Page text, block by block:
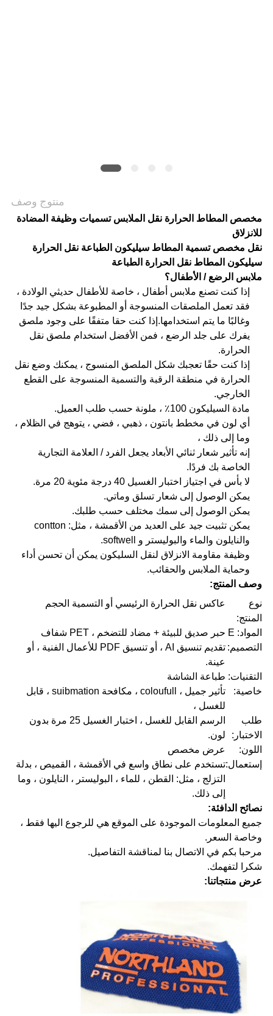
منتوج وصف
مخصص المطاط الحرارة نقل الملابس تسميات وظيفة المضادة
للانزلاق
نقل مخصص تسمية المطاط سيليكون الطباعة نقل الحرارة
سيليكون المطاط نقل الحرارة الطباعة
ملابس الرضع / الأطفال؟
إذا كنت تصنع ملابس أطفال ، خاصة للأطفال حديثي الولادة ،
فقد تعمل الملصقات المنسوجة أو المطبوعة بشكل جيد جدًا
وغالبًا ما يتم استخدامها.إذا كنت حقا متفقًا على وجود ملصق
يفرك على جلد الرضع ، فمن الأفضل استخدام ملصق نقل
الحرارة.
إذا كنت حقًا تعجبك شكل الملصق المنسوج ، يمكنك وضع نقل
الحرارة في منطقة الرقبة والتسمية المنسوجة على القطع
الخارجي.
مادة السيليكون 100٪ ، ملونة حسب طلب العميل.
أي لون في مخطط بانتون ، ذهبي ، فضي ، يتوهج في الظلام ،
وما إلى ذلك ،
إنه تأثير شعار ثنائي الأبعاد يجعل الفرد / العلامة التجارية
الخاصة بك فردًا.
لا بأس في اجتياز اختبار الغسيل 40 درجة مئوية 20 مرة.
يمكن الوصول إلى شعار تسلق وماتي.
يمكن الوصول إلى سمك مختلف حسب طلبك.
يمكن تثبيت جيد على العديد من الأقمشة ، مثل: contton
والنايلون والماء والبوليستر و softwell.
وظيفة مقاومة الانزلاق لنقل السليكون يمكن أن تحسن أداء
وحماية الملابس والحقائب.
وصف المنتج:
نوع
المنتج:
عاكس نقل الحرارة الرئيسي أو التسمية الحجم
المواد: E
حبر صديق للبيئة + مضاد للتضخم ، PET شفاف
التصميم:
تقديم تنسيق AI ، أو تنسيق PDF للأعمال الفنية ، أو
عينة.
التقنيات: طباعة الشاشة
خاصية:
تأثير جميل ، coloufull ، مكافحة suibmation ، قابل
للغسل ،
طلب
الاختبار:
الرسم القابل للغسل ، اختبار الغسيل 25 مرة بدون
لون.
اللون:
عرض مخصص
إستعمال:تستخدم على نطاق واسع في الأقمشة ، القميص ، بدلة
التزلج ، مثل: القطن ، للماء ، البوليستر ، النايلون ، وما
إلى ذلك.
نصائح الدافئة:
جميع المعلومات الموجودة على الموقع هي للرجوع اليها فقط ،
وخاصة السعر.
مرحبا بكم في الاتصال بنا لمناقشة التفاصيل.
شكرا لتفهمك.
عرض منتجاتنا: